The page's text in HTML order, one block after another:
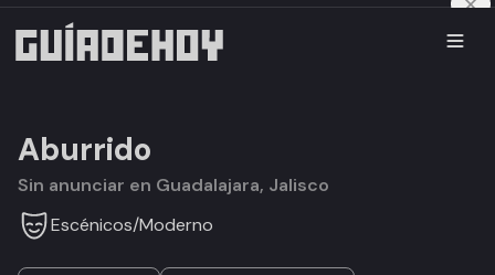
Aburrido
Sin anunciar en Guadalajara, Jalisco
Escénicos/Moderno